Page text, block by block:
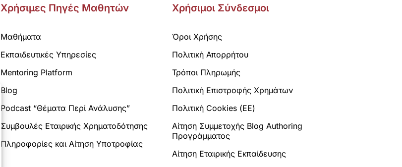
Χρήσιμες Πηγές Μαθητών
Μαθήματα
Εκπαιδευτικές Υπηρεσίες
Mentoring Platform
Blog
Podcast “Θέματα Περί Ανάλυσης”
Συμβουλές Εταιρικής Χρηματοδότησης
Πληροφορίες και Αίτηση Υποτροφίας
Χρήσιμοι Σύνδεσμοι
Όροι Χρήσης
Πολιτική Απορρήτου
Τρόποι Πληρωμής
Πολιτική Επιστροφής Χρημάτων
Πολιτική Cookies (ΕΕ)
Αίτηση Συμμετοχής Blog Authoring
Προγράμματος
Αίτηση Εταιρικής Εκπαίδευσης